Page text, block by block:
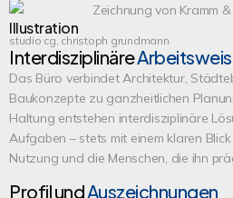
Illustration
studio cg, christoph grundmann
Interdisziplinäre
Das Büro verbindet Architektur,
Baukonzepte zu ganzheitlichen
Haltung entstehen interdisziplinäre
Aufgaben – stets mit einem klaren
Nutzung und die Menschen, die ihn
Profil undAuszeichnungen